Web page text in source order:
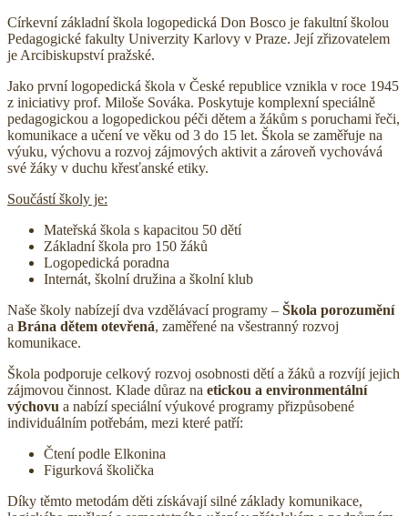
Církevní základní škola logopedická Don Bosco je fakultní školou
Pedagogické fakulty Univerzity Karlovy v Praze. Její zřizovatelem
je Arcibiskupství pražské.
Jako první logopedická škola v České republice vznikla v roce 1945
z iniciativy prof. Miloše Sováka. Poskytuje komplexní speciálně
pedagogickou a logopedickou péči dětem a žákům s poruchami řeči,
komunikace a učení ve věku od 3 do 15 let. Škola se zaměřuje na
výuku, výchovu a rozvoj zájmových aktivit a zároveň vychovává
své žáky v duchu křesťanské etiky.
Součástí školy je:
Mateřská škola s kapacitou 50 dětí
Základní škola pro 150 žáků
Logopedická poradna
Internát, školní družina a školní klub
Naše školy nabízejí dva vzdělávací programy – Škola porozumění
a Brána dětem otevřená, zaměřené na všestranný rozvoj
komunikace.
Škola podporuje celkový rozvoj osobnosti dětí a žáků a rozvíjí jejich
zájmovou činnost. Klade důraz na etickou a environmentální
výchovu a nabízí speciální výukové programy přizpůsobené
individuálním potřebám, mezi které patří:
Čtení podle Elkonina
Figurková školička
Díky těmto metodám děti získávají silné základy komunikace,